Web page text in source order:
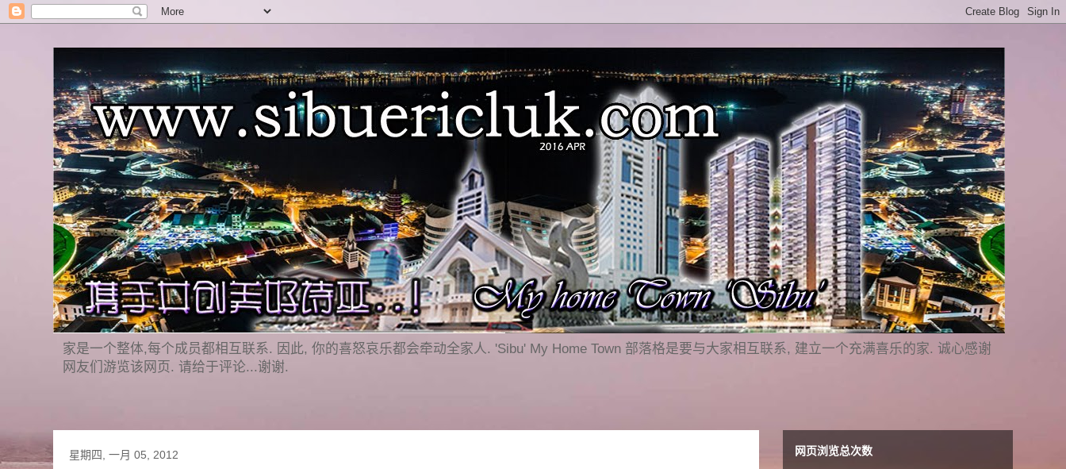
家是一个整体,每个成员都相互联系. 因此, 你的喜怒哀乐都会牵动全家人. 'Sibu' My Home Town 部落格是要与大家相互联系, 建立一个充满喜乐的家. 诚心感谢
网友们游览该网页. 请给于评论...谢谢.
星期四, 一月 05, 2012 网页浏览总次数